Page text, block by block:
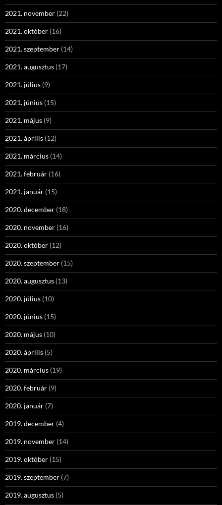
2021. november (22)
2021. október (16)
2021. szeptember (14)
2021. augusztus (17)
2021. július (9)
2021. június (15)
2021. május (9)
2021. április (12)
2021. március (14)
2021. február (16)
2021. január (15)
2020. december (18)
2020. november (16)
2020. október (12)
2020. szeptember (15)
2020. augusztus (13)
2020. július (10)
2020. június (15)
2020. május (10)
2020. április (5)
2020. március (19)
2020. február (9)
2020. január (7)
2019. december (4)
2019. november (14)
2019. október (15)
2019. szeptember (7)
2019. augusztus (5)